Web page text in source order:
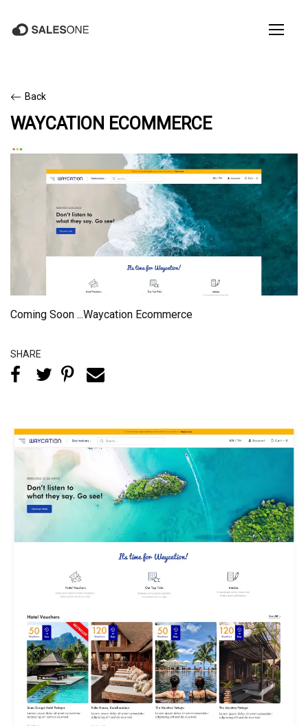
Back
WAYCATION ECOMMERCE
Coming Soon ...Waycation Ecommerce
SHARE